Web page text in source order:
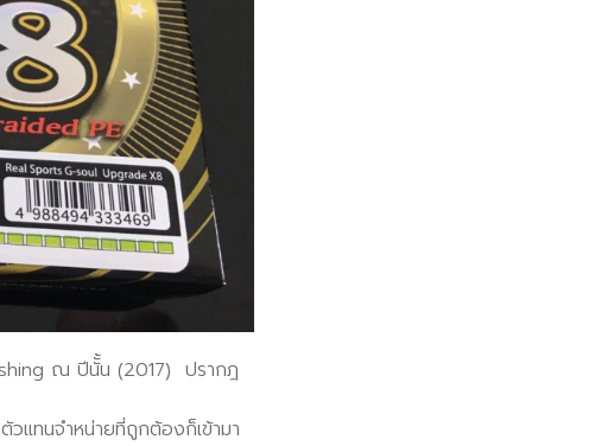
ณ ปีนัั้น (2017) ปรากฎ
วแทนจำหน่ายที่ถูกต้องก็เข้ามา